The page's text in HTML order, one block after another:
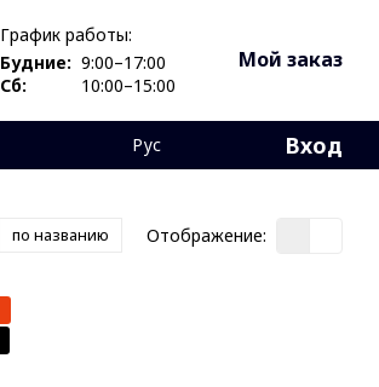
График работы:
Будние: 9:00–17:00
Сб:
10:00–15:00
Мой заказ
Рус Вход
по названию Отображение: